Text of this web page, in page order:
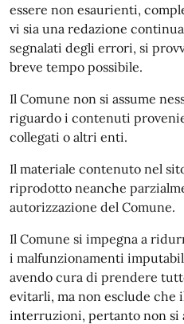
essere non esaurienti,
vi sia una redazione
segnalati degli errori, si
breve tempo possibile.
Il Comune non si assume
riguardo i contenuti
collegati o altri enti.
Il materiale contenuto nel
riprodotto neanche
autorizzazione del Comune.
Il Comune si impegna a
i malfunzionamenti
avendo cura di prendere
evitarli, ma non esclude che
interruzioni, pertanto non si